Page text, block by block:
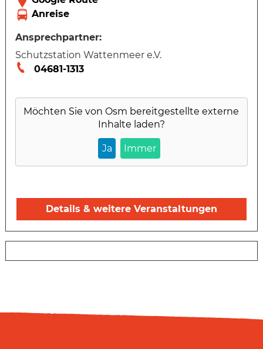
Ansprechpartner:
Schutzstation Wattenmeer e.V.
04681-1313
Möchten Sie vonOsm bereitgestellte externe
Inhalte laden?
Ja Immer
Details & weitere Veranstaltungen